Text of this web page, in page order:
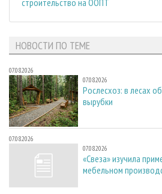
строительство на ООПТ
НОВОСТИ ПО ТЕМЕ
07.08.2026
07.08.2026
Рослесхоз: в лесах
вырубки
07.08.2026
07.08.2026
«Свеза» изучила
мебельном